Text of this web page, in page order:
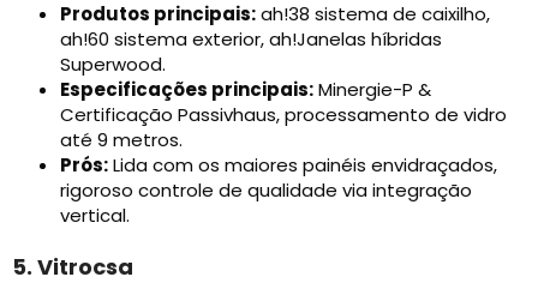
Produtos principais:ah!38 sistema de caixilho,
ah!60 sistema exterior, ah!Janelas híbridas
Superwood.
Especificações principais:Minergie-P &
Certificação Passivhaus, processamento de vidro
até 9 metros.
Prós:Lida com os maiores painéis envidraçados,
rigoroso controle de qualidade via integração
vertical.
5. Vitrocsa